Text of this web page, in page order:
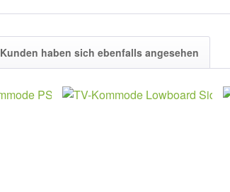
Kunden haben sich ebenfalls angesehen